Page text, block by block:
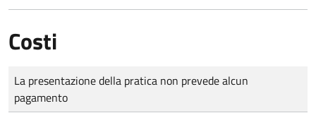
Costi
Tipo di pagamento
Importo
La presentazione della pratica non prevede alcun
pagamento